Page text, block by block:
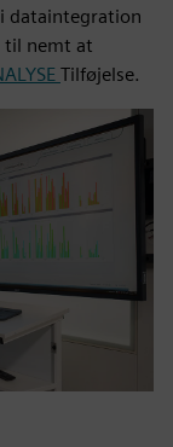
dataintegration
til nemt at
Tilføjelse.